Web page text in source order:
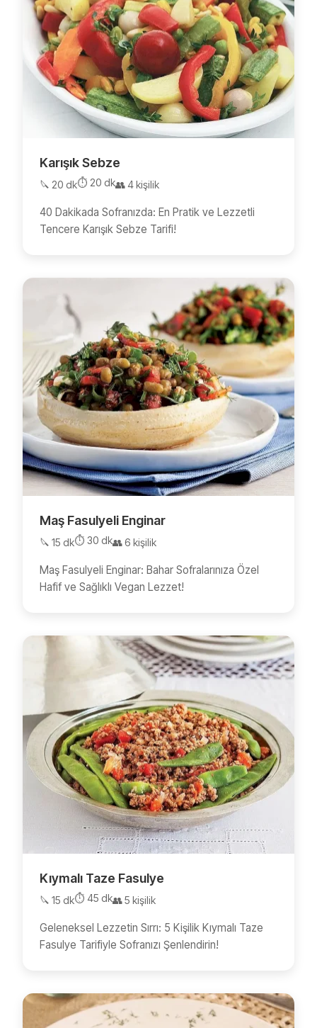
Karışık Sebze
🔪 20 dk⏱️ 20 dk👥 4 kişilik
40 Dakikada Sofranızda: En Pratik ve Lezzetli
Tencere Karışık Sebze Tarifi!
Maş Fasulyeli Enginar
🔪 15 dk⏱️ 30 dk👥 6 kişilik
Maş Fasulyeli Enginar: Bahar Sofralarınıza Özel
Hafif ve Sağlıklı Vegan Lezzet!
Kıymalı Taze Fasulye
🔪 15 dk⏱️ 45 dk👥 5 kişilik
Geleneksel Lezzetin Sırrı: 5 Kişilik Kıymalı Taze
Fasulye Tarifiyle Sofranızı Şenlendirin!